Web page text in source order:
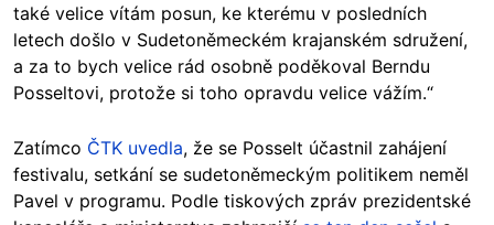
také velice vítám posun, ke kterému v posledních
letech došlo v Sudetoněmeckém krajanském sdružení,
a za to bych velice rád osobně poděkoval Berndu
Posseltovi, protože si toho opravdu velice vážím.“
Zatímco ČTK uvedla, že se Posselt účastnil zahájení
festivalu, setkání se sudetoněmeckým politikem neměl
Pavel v programu. Podle tiskových zpráv prezidentské